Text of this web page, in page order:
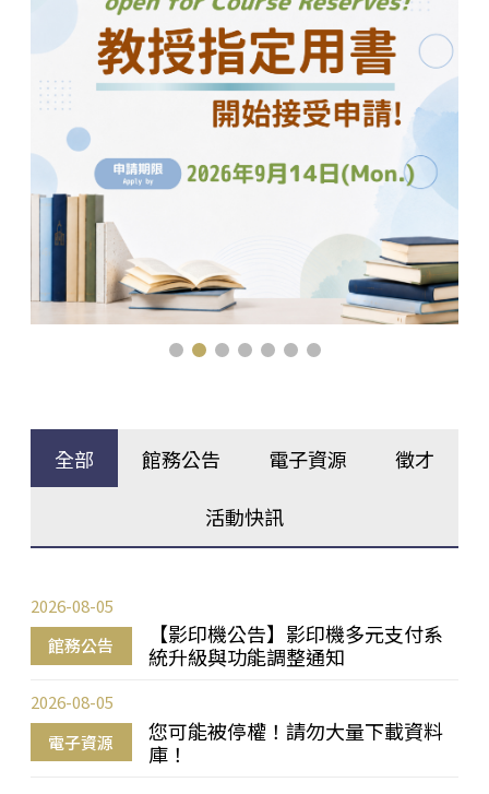
全部 館務公告 電子資源 徵才
活動快訊
館務公告
【影印機公告】影印機多元支付系
統升級與功能調整通知
2026-08-05
電子資源
您可能被停權！請勿大量下載資料
庫！
2026-08-05